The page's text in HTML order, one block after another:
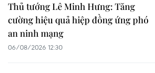
Thủ tướng Lê Minh Hưng: Tăng
cường hiệu quả hiệp đồng ứng phó
an ninh mạng
06/08/2026 12:30